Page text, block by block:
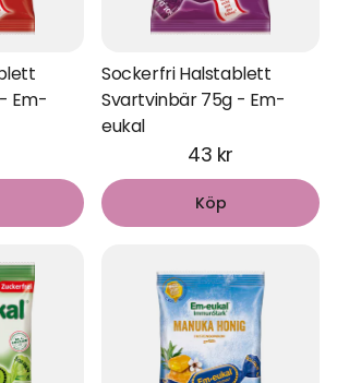
Em-
Sockerfri Halstablett
Svartvinbär 75g - Em-
eukal
43 kr
Köp